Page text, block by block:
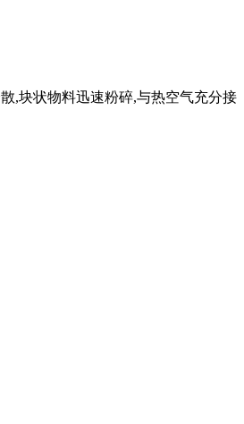
,块状物料迅速粉碎,与热空气充分接